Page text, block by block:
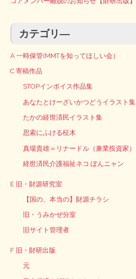
カテゴリ―
A 一時保管(MMTを知ってほしい会）
C 寄稿作品
STOPインボイス作品集
あなたとけーざいかつどうイラスト集
たかの経世済民イラスト集
思索にふける柾木
真場貴雄＝リナードル（兼業投資家）
経世済民介護福祉ネコ ぽんニャン
E 旧・財源研究室
【国の、本当の】財源チラシ
旧・うみかぜ分室
旧サイト管理者
F 旧・財研出版
元